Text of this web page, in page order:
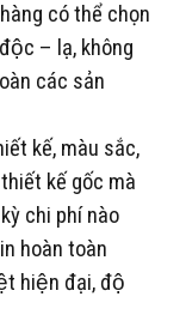
có thể chọn
– lạ, không
các sản
kế, màu sắc,
kế gốc mà
chi phí nào
hoàn toàn
hiện đại, độ